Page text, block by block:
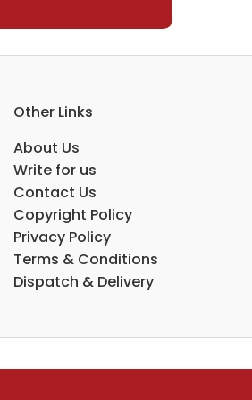
Other Links
About Us
Write for us
Contact Us
Copyright Policy
Privacy Policy
Terms & Conditions
Dispatch & Delivery